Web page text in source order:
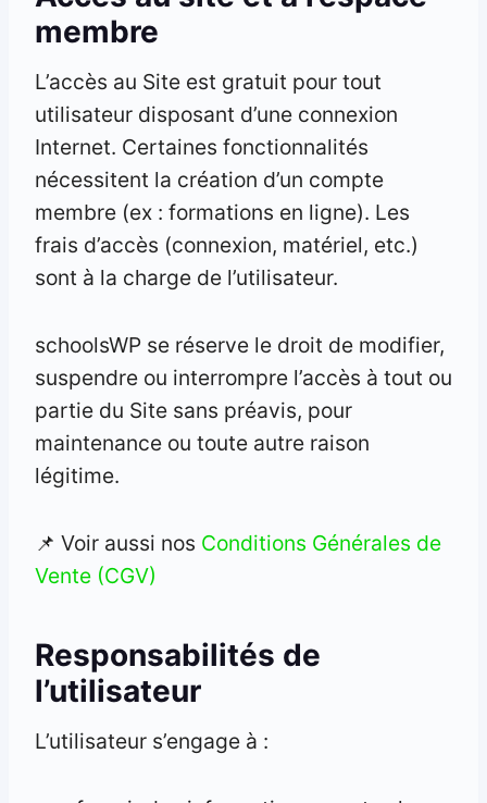
membre
L’accès au Site est gratuit pour tout
utilisateur disposant d’une connexion
Internet. Certaines fonctionnalités
nécessitent la création d’un compte
membre (ex : formations en ligne). Les
frais d’accès (connexion, matériel, etc.)
sont à la charge de l’utilisateur.
schoolsWP se réserve le droit de modifier,
suspendre ou interrompre l’accès à tout ou
partie du Site sans préavis, pour
maintenance ou toute autre raison
légitime.
📌 Voir aussi nos Conditions Générales de
Vente (CGV)
Responsabilités de
l’utilisateur
L’utilisateur s’engage à :